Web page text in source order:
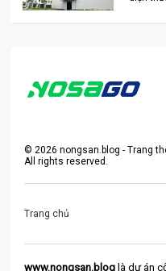
©2026 nongsan.blog - Trang
All rights reserved.
Trang chủ
www.nongsan.blog là dự án